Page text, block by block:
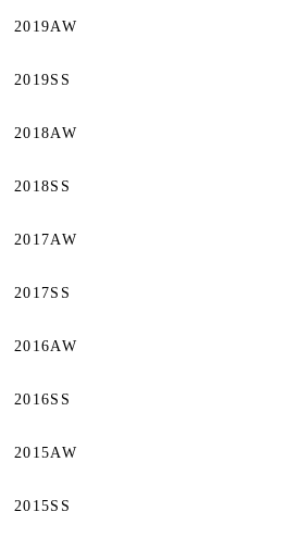
2019AW
2019SS
2018AW
2018SS
2017AW
2017SS
2016AW
2016SS
2015AW
2015SS